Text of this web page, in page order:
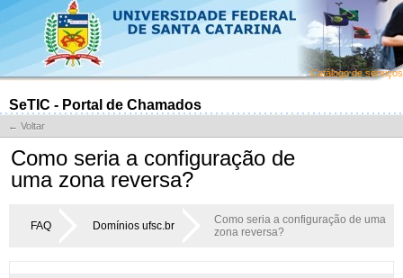
Catálogo de serviços
SeTIC - Portal de Chamados
← Voltar
Como seria a configuração de
uma zona reversa?
FAQ Domínios ufsc.br
Como seria a configuração de uma
zona reversa?